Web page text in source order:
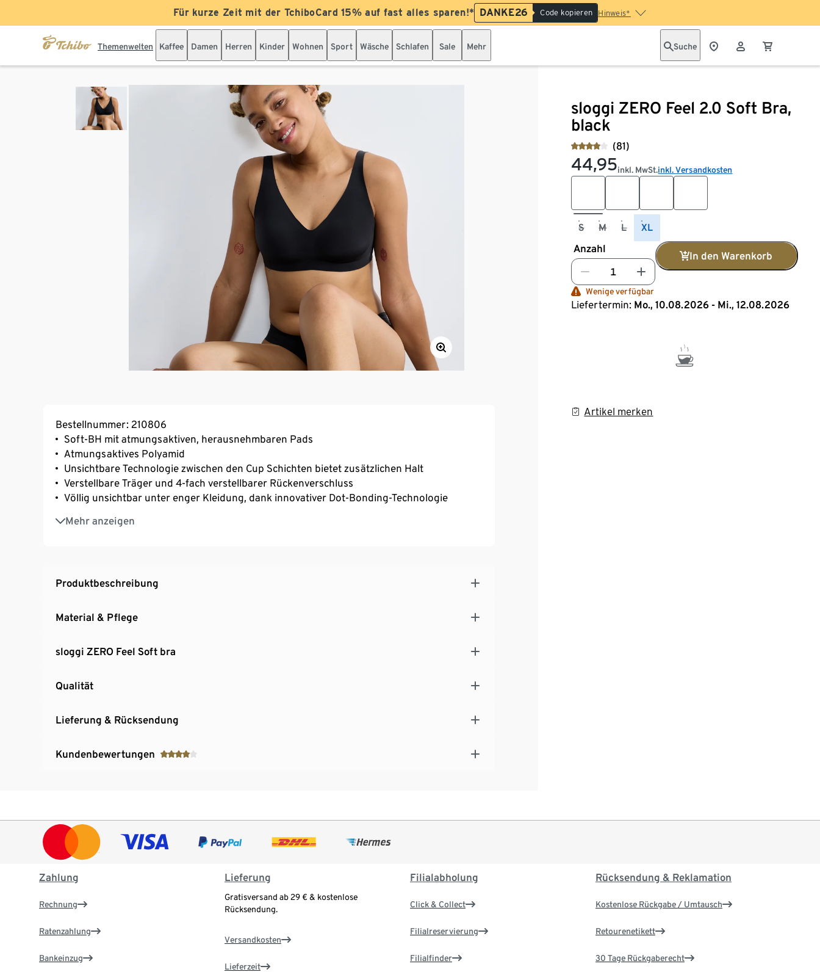
Für kurze Zeit mit der TchiboCard 15% auf fast alles sparen!* DANKE26 Code kopieren Hinweis*
Themenwelten Kaffee Damen Herren Kinder Wohnen Sport Wäsche Schlafen Sale Mehr Suche
sloggi ZERO Feel 2.0 Soft Bra,
black
(81)
44,95inkl. MwSt.inkl. Versandkosten
S M L XL
Anzahl
In den Warenkorb
Wenige verfügbar
Liefertermin: Mo., 10.08.2026 - Mi., 12.08.2026
Artikel merken
Bestellnummer: 210806
Soft-BH mit atmungsaktiven, herausnehmbaren Pads
Atmungsaktives Polyamid
Unsichtbare Technologie zwischen den Cup Schichten bietet zusätzlichen Halt
Verstellbare Träger und 4-fach verstellbarer Rückenverschluss
Völlig unsichtbar unter enger Kleidung, dank innovativer Dot-Bonding-Technologie
Mehr anzeigen
Superweiches Interlock-Jersey-Material: hochelastisch bei gleichzeitig tollem Rückspung,
ohne die Form zu verlieren
Produktbeschreibung
Material & Pflege
sloggi ZERO Feel Soft bra
Qualität
Lieferung & Rücksendung
Kundenbewertungen
Zahlung
Rechnung
Ratenzahlung
Bankeinzug
Lieferung
Gratisversand ab 29 € & kostenlose
Rücksendung.
Versandkosten
Lieferzeit
Filialabholung
Click & Collect
Filialreservierung
Filialfinder
Rücksendung & Reklamation
Kostenlose Rückgabe / Umtausch
Retourenetikett
30 Tage Rückgaberecht